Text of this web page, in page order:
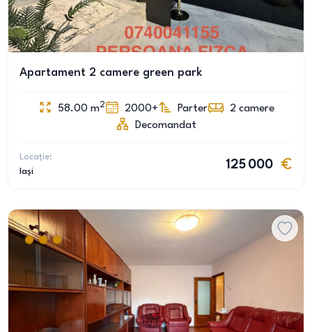
Apartament 2 camere green park
58.00 m2 2000+ Parter 2 camere
Decomandat
Locație:
Iași
125 000